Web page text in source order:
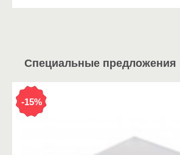
Специальные предложения
-15%